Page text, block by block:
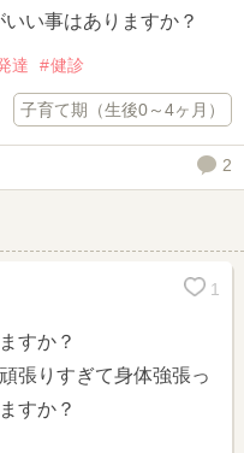
い事はありますか？
達 健診
子育て期（生後0～4ヶ月）
2
1
すか？
張りすぎて身体強張っ
すか？